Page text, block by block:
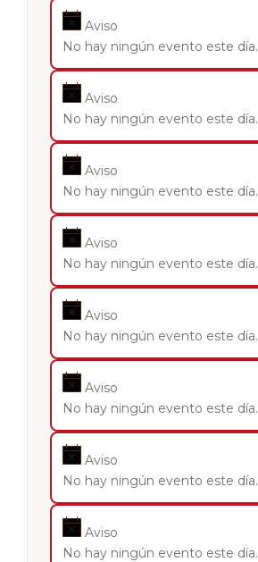
Aviso
No hay ningún evento este día.
Aviso
No hay ningún evento este día.
Aviso
No hay ningún evento este día.
Aviso
No hay ningún evento este día.
Aviso
No hay ningún evento este día.
Aviso
No hay ningún evento este día.
Aviso
No hay ningún evento este día.
Aviso
No hay ningún evento este día.